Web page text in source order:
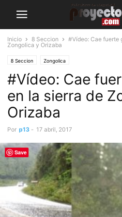
Inicio 8 Seccion
#Vídeo: Cae fuerte
Zongolica y Orizaba
8 Seccion Zongolica
#Vídeo: Cae
en la sierra de
Orizaba
Por p13 - 17 abril, 2017
Save